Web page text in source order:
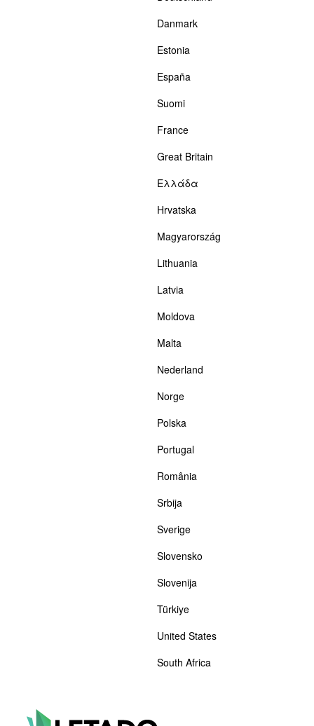
Danmark
Estonia
España
Suomi
France
Great Britain
Ελλάδα
Hrvatska
Magyarország
Lithuania
Latvia
Moldova
Malta
Nederland
Norge
Polska
Portugal
România
Srbija
Sverige
Slovensko
Slovenija
Türkiye
United States
South Africa